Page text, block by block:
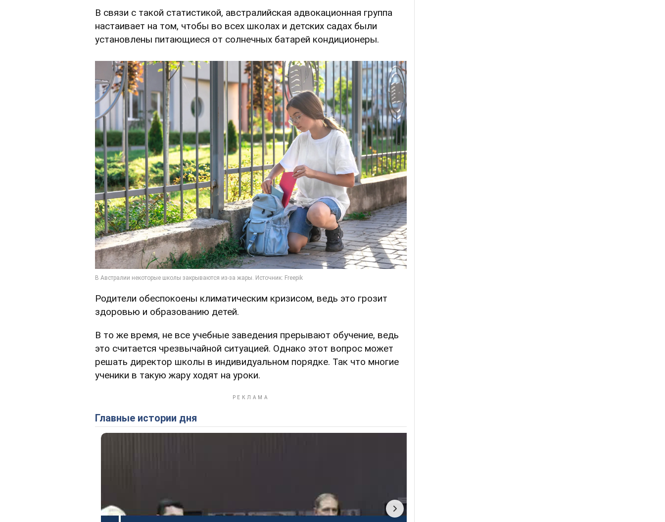
В связи с такой статистикой, австралийская адвокационная группа
настаивает на том, чтобы во всех школах и детских садах были
установлены питающиеся от солнечных батарей кондиционеры.
Родители обеспокоены климатическим кризисом, ведь это грозит
здоровью и образованию детей.
В то же время, не все учебные заведения прерывают обучение, ведь
это считается чрезвычайной ситуацией. Однако этот вопрос может
решать директор школы в индивидуальном порядке. Так что многие
ученики в такую жару ходят на уроки.
Главные истории дня